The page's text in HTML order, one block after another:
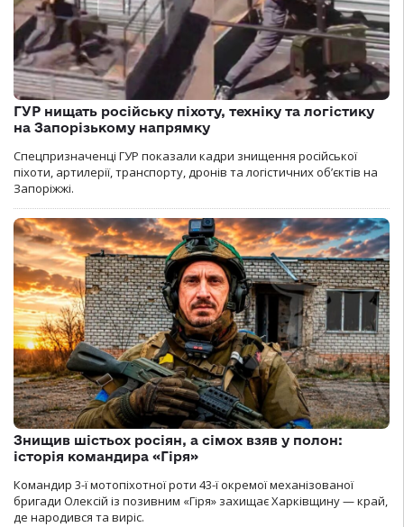
ГУР нищать російську піхоту, техніку та логістику
на Запорізькому напрямку
Спецпризначенці ГУР показали кадри знищення російської
піхоти, артилерії, транспорту, дронів та логістичних об’єктів на
Запоріжжі.
Знищив шістьох росіян, а сімох взяв у полон:
історія командира «Гіря»
Командир 3-ї мотопіхотної роти 43-ї окремої механізованої
бригади Олексій із позивним «Гіря» захищає Харківщину — край,
де народився та виріс.